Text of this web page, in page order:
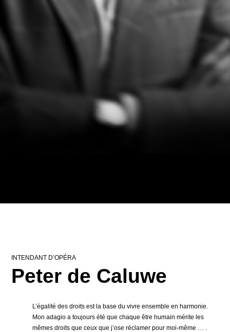
INTENDANT D’OPÉRA
Peter de Caluwe
L’égalité des droits est la base du vivre ensemble en harmonie.
Mon adagio a toujours été que chaque être humain mérite les
mêmes droits que ceux que j’ose réclamer pour moi-même … .